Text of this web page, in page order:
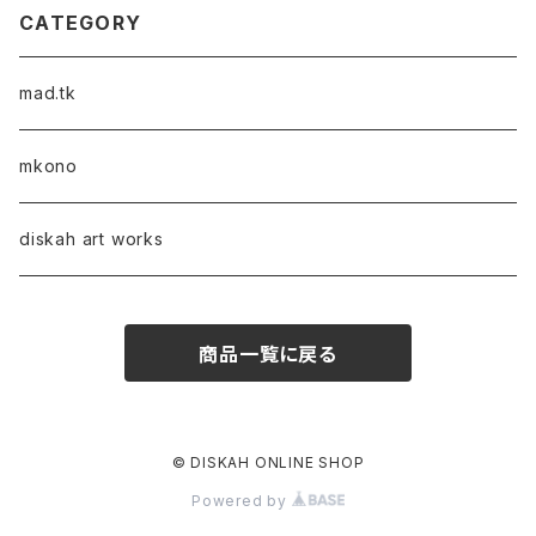
CATEGORY
mad.tk
mkono
diskah art works
商品一覧に戻る
© DISKAH ONLINE SHOP
Powered by